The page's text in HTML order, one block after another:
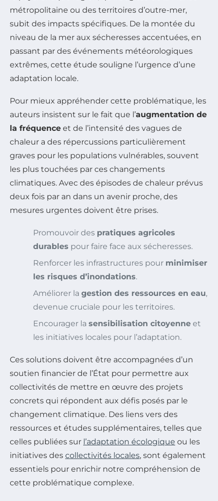
métropolitaine ou des territoires d’outre-mer,
subit des impacts spécifiques. De la montée du
niveau de la mer aux sécheresses accentuées, en
passant par des événements météorologiques
extrêmes, cette étude souligne l’urgence d’une
adaptation locale.
Pour mieux appréhender cette problématique, les
auteurs insistent sur le fait que l’augmentation de
la fréquence et de l’intensité des vagues de
chaleur a des répercussions particulièrement
graves pour les populations vulnérables, souvent
les plus touchées par ces changements
climatiques. Avec des épisodes de chaleur prévus
deux fois par an dans un avenir proche, des
mesures urgentes doivent être prises.
Promouvoir des pratiques agricoles
durables pour faire face aux sécheresses.
Renforcer les infrastructures pour minimiser
les risques d’inondations.
Améliorer la gestion des ressources en eau,
devenue cruciale pour les territoires.
Encourager la sensibilisation citoyenne et
les initiatives locales pour l’adaptation.
Ces solutions doivent être accompagnées d’un
soutien financier de l’État pour permettre aux
collectivités de mettre en œuvre des projets
concrets qui répondent aux défis posés par le
changement climatique. Des liens vers des
ressources et études supplémentaires, telles que
celles publiées sur l’adaptation écologique ou les
initiatives des collectivités locales, sont également
essentiels pour enrichir notre compréhension de
cette problématique complexe.